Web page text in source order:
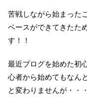
苦戦しながら始まった
ベースができてきたた
す！！
最近ブログを始めた初
心者から始めてもなん
と変わりませんが・・